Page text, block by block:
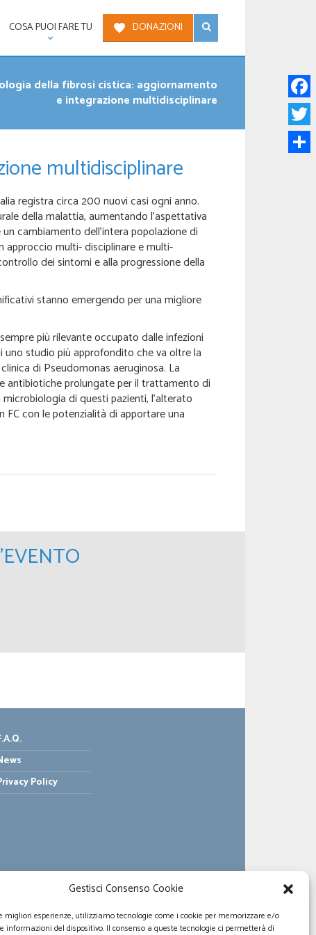
Gestisci Consenso Cookie
migliori esperienze, utilizziamo tecnologie come i cookie per memorizzare e/o
informazioni del dispositivo. Il consenso a queste tecnologie ci permetterà di
COSA PUOI FARE TU DONAZIONI
della fibrosi cistica: aggiornamento
e integrazione multidisciplinare
multidisciplinare
registra circa 200 nuovi casi ogni anno.
della malattia, aumentando l’aspettativa
cambiamento dell’intera popolazione di
approccio multi- disciplinare e multi-
dei sintomi e alla progressione della
stanno emergendo per una migliore
più rilevante occupato dalle infezioni
studio più approfondito che va oltre la
di Pseudomonas aeruginosa. La
antibiotiche prolungate per il trattamento di
di questi pazienti, l’alterato
con le potenzialità di apportare una
Policy